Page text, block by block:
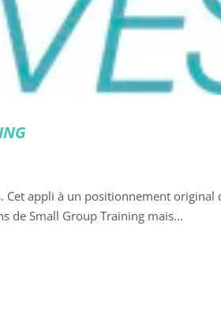
Cet appli à un positionnement original
de Small Group Training mais...